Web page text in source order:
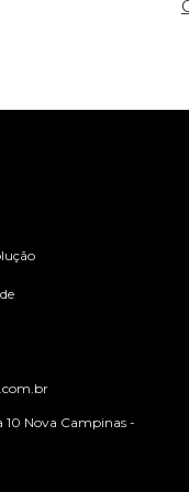
10 Nova Campinas -